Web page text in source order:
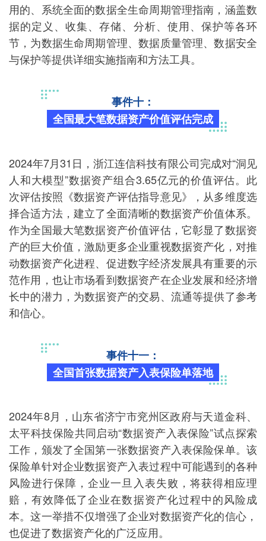
用的、系统全面的数据全生命周期管理指南，涵盖数
据的定义、收集、存储、分析、使用、保护等各环
节，为数据生命周期管理、数据质量管理、数据安全
与保护等提供详细实施指南和方法工具。
事件十：
全国最大笔数据资产价值评估完成
2024年7月31日，浙江连信科技有限公司完成对“洞见
人和大模型”数据资产组合3.65亿元的价值评估。此
次评估按照《数据资产评估指导意见》，从多维度选
择合适方法，建立了全面清晰的数据资产价值体系。
作为全国最大笔数据资产价值评估，它彰显了数据资
产的巨大价值，激励更多企业重视数据资产化，对推
动数据资产化进程、促进数字经济发展具有重要的示
范作用，也让市场看到数据资产在企业发展和经济增
长中的潜力，为数据资产的交易、流通等提供了参考
和信心。
事件十一：
全国首张数据资产入表保险单落地
2024年8月，山东省济宁市兖州区政府与天道金科、
太平科技保险共同启动“数据资产入表保险”试点探索
工作，颁发了全国第一张数据资产入表保险保单。该
保险单针对企业数据资产入表过程中可能遇到的各种
风险进行保障，企业一旦入表失败，将获得相应理
赔，有效降低了企业在数据资产化过程中的风险成
本。这一举措不仅增强了企业对数据资产化的信心，
也促进了数据资产化的广泛应用。